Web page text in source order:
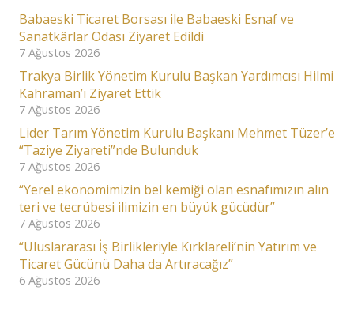
Babaeski Ticaret Borsası ile Babaeski Esnaf ve
Sanatkârlar Odası Ziyaret Edildi
7 Ağustos 2026
Trakya Birlik Yönetim Kurulu Başkan Yardımcısı Hilmi
Kahraman’ı Ziyaret Ettik
7 Ağustos 2026
Lider Tarım Yönetim Kurulu Başkanı Mehmet Tüzer’e
“Taziye Ziyareti”nde Bulunduk
7 Ağustos 2026
“Yerel ekonomimizin bel kemiği olan esnafımızın alın
teri ve tecrübesi ilimizin en büyük gücüdür”
7 Ağustos 2026
“Uluslararası İş Birlikleriyle Kırklareli’nin Yatırım ve
Ticaret Gücünü Daha da Artıracağız”
6 Ağustos 2026